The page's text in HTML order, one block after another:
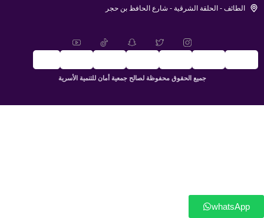
whatsApp
الطائف - الحلقة الشرقية - شارع الحافظ بن حجر
جميع الحقوق محفوظة لصالح جمعية أمان للتنمية الأسرية